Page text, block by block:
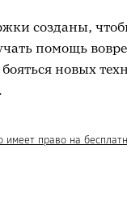
созданы,
помощь
новых
имеет право на